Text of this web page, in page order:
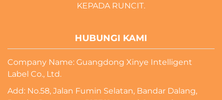
KEPADA RUNCIT.
HUBUNGI KAMI
Company Name: Guangdong Xinye Intelligent
Label Co., Ltd.
Add: No.58, Jalan Fumin Selatan, Bandar Dalang,